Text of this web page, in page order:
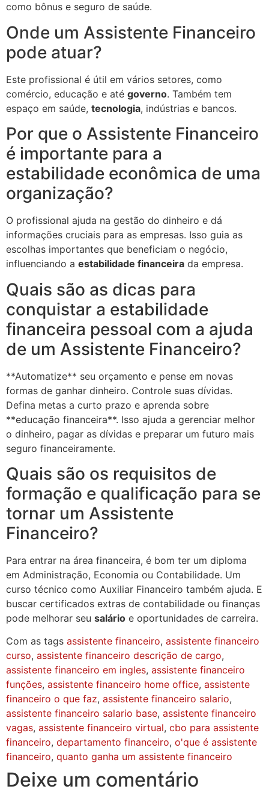
como bônus e seguro de saúde.
Onde um Assistente Financeiro
pode atuar?
Este profissional é útil em vários setores, como
comércio, educação e até governo. Também tem
espaço em saúde, tecnologia, indústrias e bancos.
Por que o Assistente Financeiro
é importante para a
estabilidade econômica de uma
organização?
O profissional ajuda na gestão do dinheiro e dá
informações cruciais para as empresas. Isso guia as
escolhas importantes que beneficiam o negócio,
influenciando a estabilidade financeira da empresa.
Quais são as dicas para
conquistar a estabilidade
financeira pessoal com a ajuda
de um Assistente Financeiro?
**Automatize** seu orçamento e pense em novas
formas de ganhar dinheiro. Controle suas dívidas.
Defina metas a curto prazo e aprenda sobre
**educação financeira**. Isso ajuda a gerenciar melhor
o dinheiro, pagar as dívidas e preparar um futuro mais
seguro financeiramente.
Quais são os requisitos de
formação e qualificação para se
tornar um Assistente
Financeiro?
Para entrar na área financeira, é bom ter um diploma
em Administração, Economia ou Contabilidade. Um
curso técnico como Auxiliar Financeiro também ajuda. E
buscar certificados extras de contabilidade ou finanças
pode melhorar seu salário e oportunidades de carreira.
Com as tags assistente financeiro, assistente financeiro
curso, assistente financeiro descrição de cargo,
assistente financeiro em ingles, assistente financeiro
funções, assistente financeiro home office, assistente
financeiro o que faz, assistente financeiro salario,
assistente financeiro salario base, assistente financeiro
vagas, assistente financeiro virtual, cbo para assistente
financeiro, departamento financeiro, o'que é assistente
financeiro, quanto ganha um assistente financeiro
Deixe um comentário